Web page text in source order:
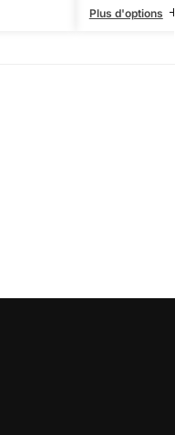
Plus d'options